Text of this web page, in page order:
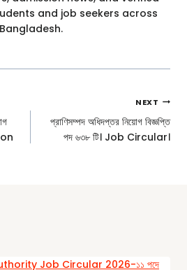
and job seekers across
Bangladesh.
NEXT
প্রাণিসম্পদ অধিদপ্তর নিয়োগ বিজ্ঞপ্তি
পদ ৬৩৮ টি। Job Circular।